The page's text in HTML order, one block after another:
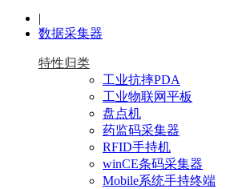
|
数据采集器
特性归类
工业抗摔PDA
工业物联网平板
盘点机
药监码采集器
RFID手持机
winCE条码采集器
Mobile系统手持终端